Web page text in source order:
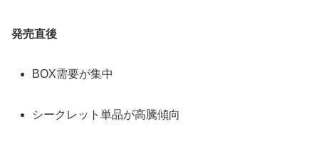
発売直後
BOX需要が集中
シークレット単品が高騰傾向